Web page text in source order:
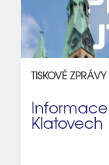
TISKOVÉ ZPRÁVY
Klatovech